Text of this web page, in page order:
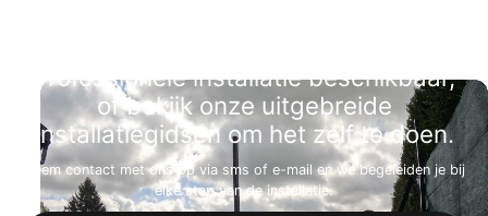
Professionele installatie beschikbaar,
of bekijk onze uitgebreide
installatiegidsen om het zelf te doen.
Neem contact met ons op via sms of e-mail en we begeleiden je bij
elke stap van de installatie.